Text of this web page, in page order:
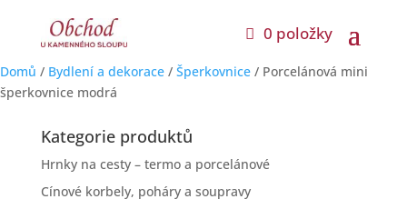
0 položky
Domů / Bydlení a dekorace / Šperkovnice / Porcelánová mini
šperkovnice modrá
Kategorie produktů
Hrnky na cesty – termo a porcelánové
Cínové korbely, poháry a soupravy